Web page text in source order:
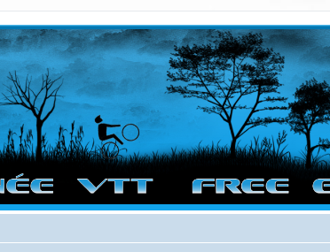
sur le site et bonnes randos dans l'Ouest !